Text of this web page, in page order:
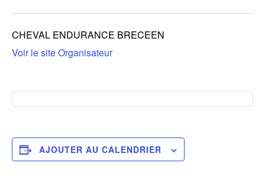
CHEVAL ENDURANCE BRECEEN
Voir le site Organisateur
AJOUTER AU CALENDRIER